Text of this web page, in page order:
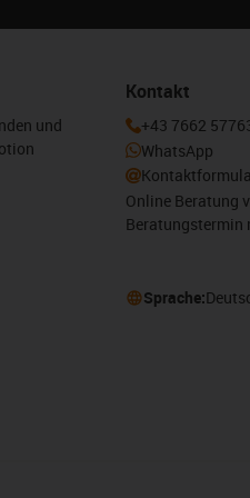
und
Kontakt
+43 7662
WhatsApp
Online Beratung
Beratungstermin
Sprache: